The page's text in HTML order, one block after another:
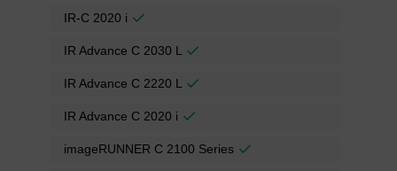
IR-C 2020 i
IR Advance C 2030 L
IR Advance C 2220 L
IR Advance C 2020 i
imageRUNNER C 2100 Series